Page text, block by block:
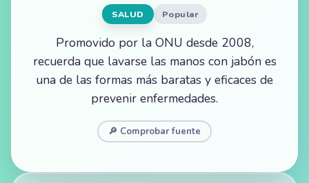
SALUD Popular
Promovido por la ONU desde 2008,
recuerda que lavarse las manos con jabón es
una de las formas más baratas y eficaces de
prevenir enfermedades.
🔎 Comprobar fuente